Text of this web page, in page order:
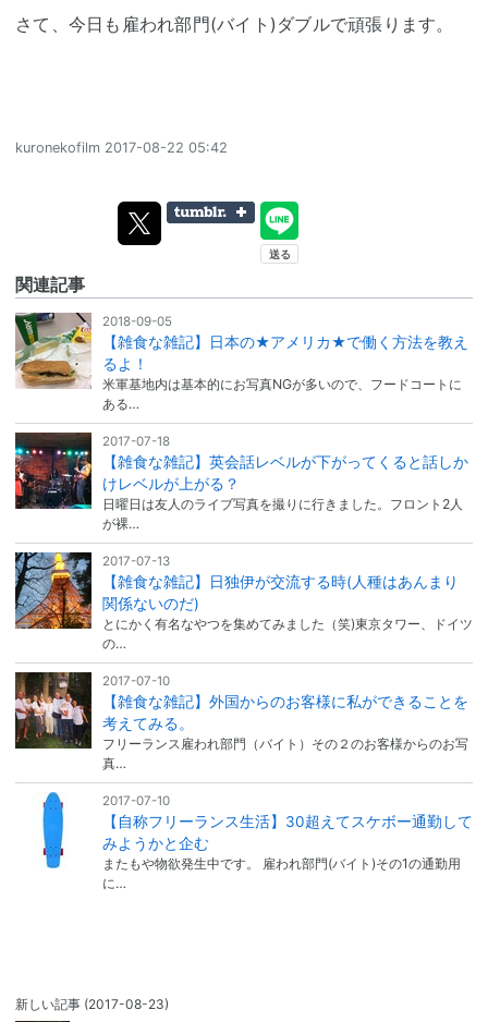
さて、今日も雇われ部門(バイト)ダブルで頑張ります。
kuronekofilm 2017-08-22 05:42
関連記事
2018-09-05
【雑食な雑記】日本の★アメリカ★で働く方法を教え
るよ！
米軍基地内は基本的にお写真NGが多いので、フードコートに
ある…
2017-07-18
【雑食な雑記】英会話レベルが下がってくると話しか
けレベルが上がる？
日曜日は友人のライブ写真を撮りに行きました。フロント2人
が裸…
2017-07-13
【雑食な雑記】日独伊が交流する時(人種はあんまり
関係ないのだ)
とにかく有名なやつを集めてみました（笑)東京タワー、ドイツ
の…
2017-07-10
【雑食な雑記】外国からのお客様に私ができることを
考えてみる。
フリーランス雇われ部門（バイト）その２のお客様からのお写
真…
2017-07-10
【自称フリーランス生活】30超えてスケボー通勤して
みようかと企む
またもや物欲発生中です。 雇われ部門(バイト)その1の通勤用
に…
新しい記事 (2017-08-23)